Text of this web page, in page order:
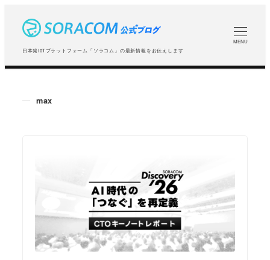
コ
日本発IoTプラットフォーム「ソラコム」の最新情報をお伝えします
MENU
max